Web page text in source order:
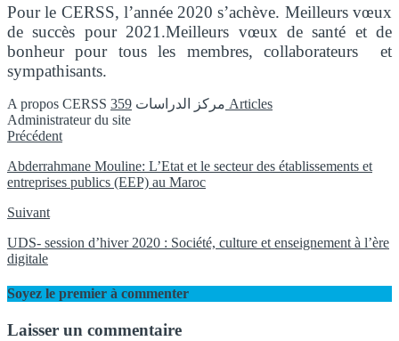
Pour le CERSS, l’année 2020 s’achève. Meilleurs vœux
de succès pour 2021.Meilleurs vœux de santé et de
bonheur pour tous les membres, collaborateurs et
sympathisants.
A propos CERSS مركز الدراسات 359 Articles
Administrateur du site
Instagram
Précédent
Abderrahmane Mouline: L’Etat et le secteur des établissements et
entreprises publics (EEP) au Maroc
Suivant
UDS- session d’hiver 2020 : Société, culture et enseignement à l’ère
digitale
Soyez le premier à commenter
Laisser un commentaire